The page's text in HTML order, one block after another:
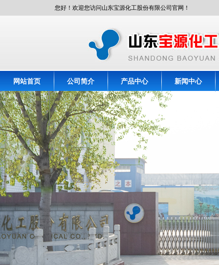
您好！欢迎您访问山东宝源化工股份有限公司官网！
网站首页 公司简介 产品中心 新闻中心